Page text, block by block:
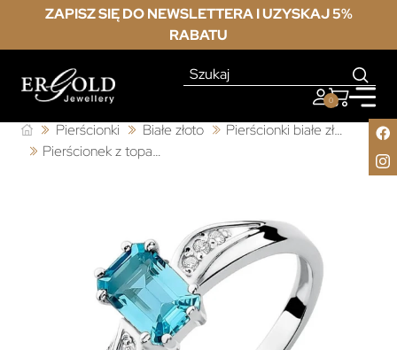
ZAPISZ SIĘ DO NEWSLETTERA I UZYSKAJ 5%
RABATU
0
Pierścionki Białe złoto
Pierścionki białe złoto z topazem
Pierścionek z topazem białe złoto 0,65ct